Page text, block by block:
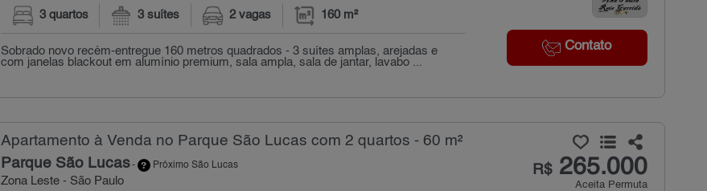
Contato
3 quartos 3 suítes 2 vagas 160 m²
Sobrado novo recém-entregue 160 metros quadrados - 3 suítes amplas, arejadas e
com janelas blackout em alumínio premium, sala ampla, sala de jantar, lavabo ...
Apartamento à Venda no Parque São Lucas com 2 quartos - 60 m²
Parque São Lucas- Próximo São Lucas
Zona Leste - São Paulo
R$265.000
Aceita Permuta